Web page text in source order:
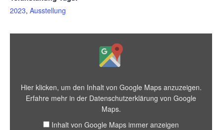
2023, Ausstellung
Hier klicken, um den Inhalt von Google Maps anzuzeigen.
Erfahre mehr in der Datenschutzerklärung von Google
Maps.
Inhalt von Google Maps immer anzeigen